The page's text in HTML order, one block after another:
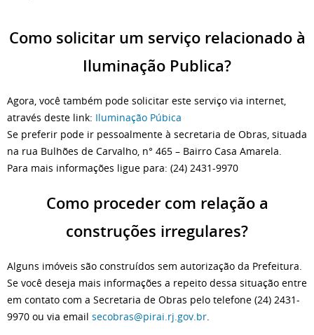
Como solicitar um serviço relacionado à
Iluminação Publica?
Agora, você também pode solicitar este serviço via internet,
através deste link: Iluminação Púbica
Se preferir pode ir pessoalmente à secretaria de Obras, situada
na rua Bulhões de Carvalho, n° 465 – Bairro Casa Amarela.
Para mais informações ligue para: (24) 2431-9970
Como proceder com relação a
construções irregulares?
Alguns imóveis são construídos sem autorização da Prefeitura.
Se você deseja mais informações a repeito dessa situação entre
em contato com a Secretaria de Obras pelo telefone (24) 2431-
9970 ou via email secobras@pirai.rj.gov.br